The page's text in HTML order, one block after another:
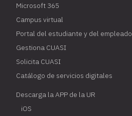
Microsoft 365
Campus virtual
Portal del estudiante y del empleado
Gestiona CUASI
Solicita CUASI
Catálogo de servicios digitales
Descarga la APP de la UR
iOS